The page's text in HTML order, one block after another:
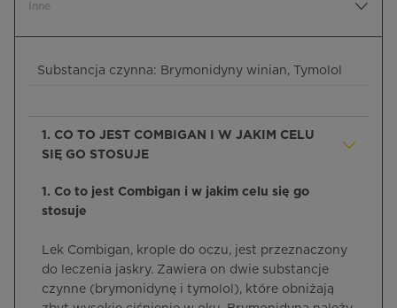
Inne
Substancja czynna: Brymonidyny winian, Tymolol
1. CO TO JEST COMBIGAN I W JAKIM CELU
SIĘ GO STOSUJE
1. Co to jest Combigan i w jakim celu się go
stosuje
Lek Combigan, krople do oczu, jest przeznaczony
do leczenia jaskry. Zawiera on dwie substancje
czynne (brymonidynę i tymolol), które obniżają